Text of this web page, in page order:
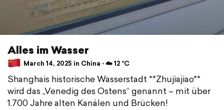
Alles im Wasser
March 14, 2025 in China ⋅ ☁️ 12 °C
Shanghais historische Wasserstadt **Zhujiajiao**
wird das „Venedig des Ostens“ genannt – mit über
1.700 Jahre alten Kanälen und Brücken!